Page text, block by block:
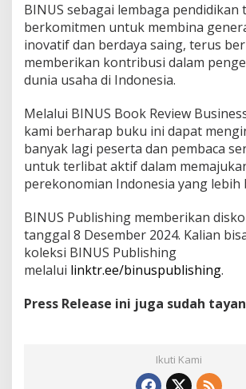
BINUS sebagai lembaga pendidikan
berkomitmen untuk membina
inovatif dan berdaya saing, terus
memberikan kontribusi dalam
dunia usaha di Indonesia.
Melalui BINUS Book Review
kami berharap buku ini dapat
banyak lagi peserta dan pembaca
untuk terlibat aktif dalam
perekonomian Indonesia yang lebih
BINUS Publishing memberikan
tanggal 8 Desember 2024. Kalian
koleksi BINUS Publishing
melalui linktr.ee/binuspublishing.
Press Release ini juga sudah
Ikuti Kami